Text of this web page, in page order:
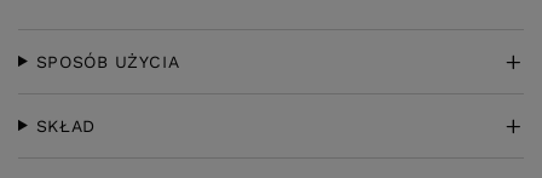
SPOSÓB UŻYCIA
SKŁAD